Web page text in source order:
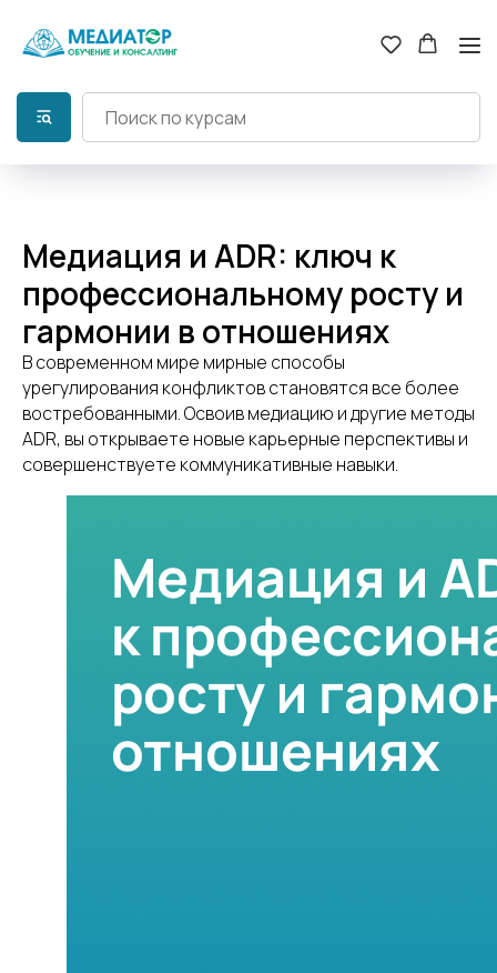
Медиация и ADR: ключ к
профессиональному росту и
гармонии в отношениях
В современном мире мирные способы
урегулирования конфликтов становятся все более
востребованными. Освоив медиацию и другие методы
ADR, вы открываете новые карьерные перспективы и
совершенствуете коммуникативные навыки.